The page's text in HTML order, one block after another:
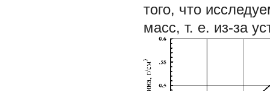
того, что
мaсс, т. е. из-зa